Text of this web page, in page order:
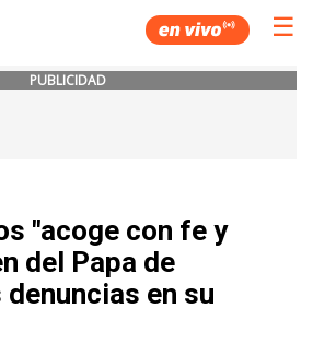
☰
PUBLICIDAD
"acoge con fe y
del Papa de
en su